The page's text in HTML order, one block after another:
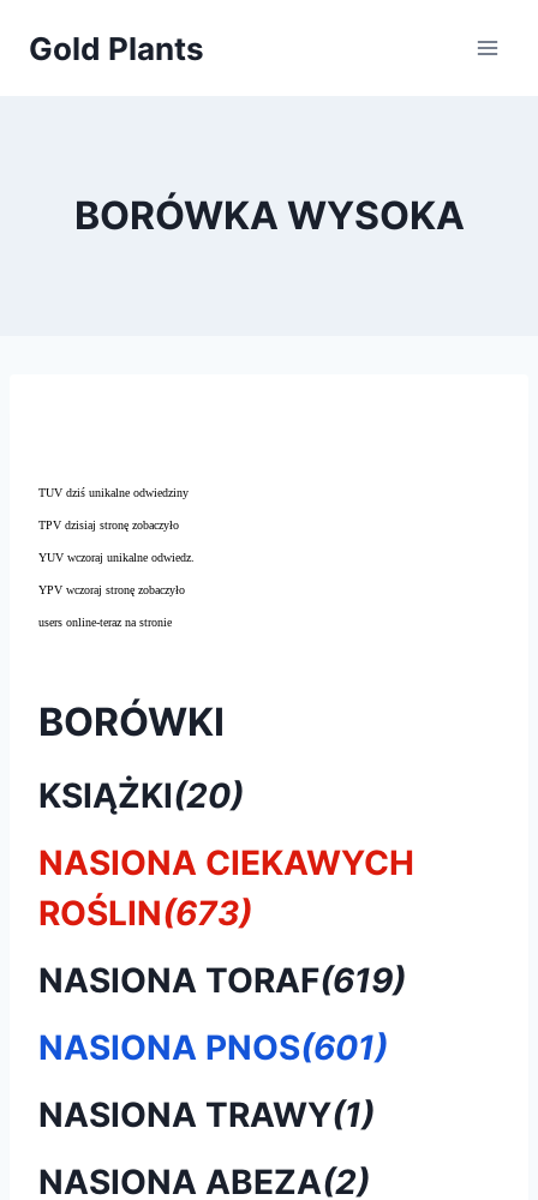
Gold Plants
BORÓWKA WYSOKA
TUV dziś unikalne odwiedziny
TPV dzisiaj stronę zobaczyło
YUV wczoraj unikalne odwiedz.
YPV wczoraj stronę zobaczyło
users online-teraz na stronie
BORÓWKI
KSIĄŻKI(20)
NASIONA CIEKAWYCH
ROŚLIN(673)
NASIONA TORAF(619)
NASIONA PNOS(601)
NASIONA TRAWY(1)
NASIONA ABEZA(2)